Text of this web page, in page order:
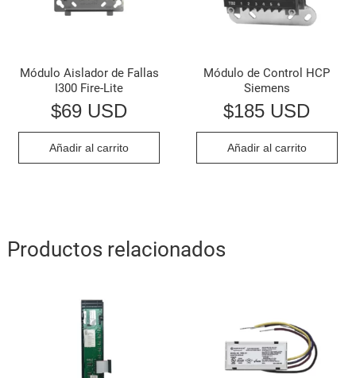
Módulo Aislador de Fallas
I300 Fire-Lite
$69 USD
Añadir al carrito
Módulo de Control HCP
Siemens
$185 USD
Añadir al carrito
Productos relacionados